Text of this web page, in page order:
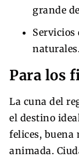
grande
Servicios
naturales.
Para los
La cuna del
el destino
felices, buena
animada.